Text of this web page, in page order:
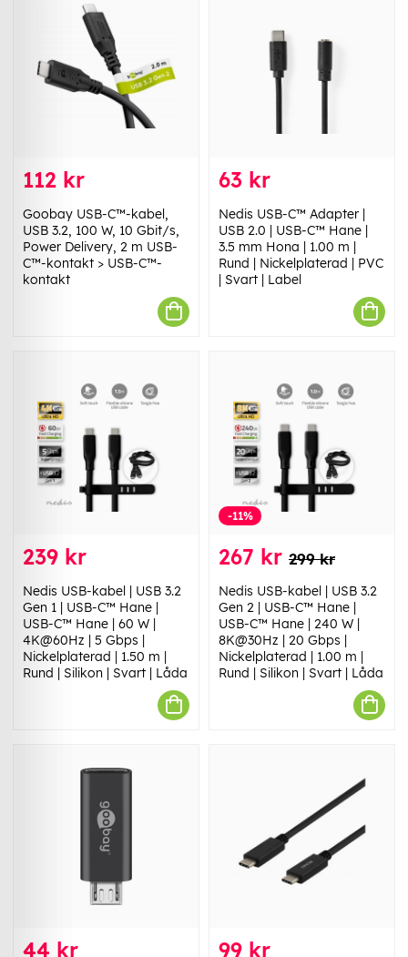
112 kr
Goobay USB-C™-kabel,
USB 3.2, 100 W, 10 Gbit/s,
Power Delivery, 2 m USB-
C™-kontakt > USB-C™-
kontakt
63 kr
Nedis USB-C™ Adapter |
USB 2.0 | USB-C™ Hane |
3.5 mm Hona | 1.00 m |
Rund | Nickelplaterad | PVC
| Svart | Label
239 kr
Nedis USB-kabel | USB 3.2
Gen 1 | USB-C™ Hane |
USB-C™ Hane | 60 W |
4K@60Hz | 5 Gbps |
Nickelplaterad | 1.50 m |
Rund | Silikon | Svart | Låda
-11%
267 kr 299 kr
Nedis USB-kabel | USB 3.2
Gen 2 | USB-C™ Hane |
USB-C™ Hane | 240 W |
8K@30Hz | 20 Gbps |
Nickelplaterad | 1.00 m |
Rund | Silikon | Svart | Låda
44 kr 99 kr